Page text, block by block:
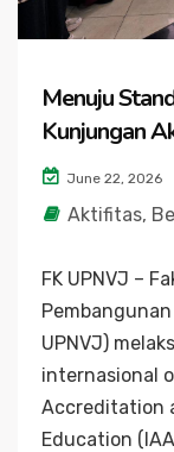
Menuju
Kunjungan
June 22, 2026
Aktifitas,
FK UPNVJ –
UPNVJ)
internasional
Accreditation
Education